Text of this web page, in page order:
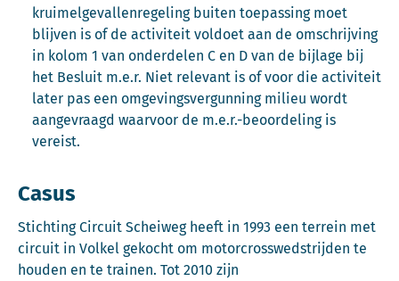
kruimelgevallenregeling buiten toepassing moet
blijven is of de activiteit voldoet aan de omschrijving
in kolom 1 van onderdelen C en D van de bijlage bij
het Besluit m.e.r. Niet relevant is of voor die activiteit
later pas een omgevingsvergunning milieu wordt
aangevraagd waarvoor de m.e.r.-beoordeling is
vereist.
Casus
Stichting Circuit Scheiweg heeft in 1993 een terrein met
circuit in Volkel gekocht om motorcrosswedstrijden te
houden en te trainen. Tot 2010 zijn